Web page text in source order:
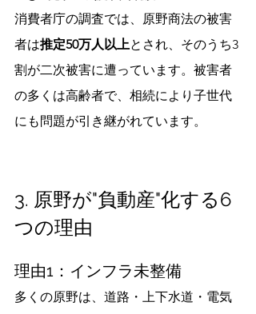
消費者庁の調査では、原野商法の被害
者は推定50万人以上とされ、そのうち3
割が二次被害に遭っています。被害者
の多くは高齢者で、相続により子世代
にも問題が引き継がれています。
3. 原野が"負動産"化する6
つの理由
理由1：インフラ未整備
多くの原野は、道路・上下水道・電気